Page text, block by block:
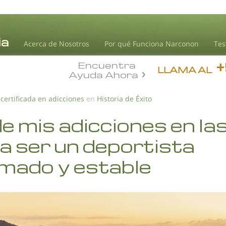
Acerca de Nosotros Por qué Funciona Narconon
LLAMA AL
Encuentra
Ayuda Ahora
en adicciones en Historia de Éxito
mis adicciones en
ser un deportista
y estable